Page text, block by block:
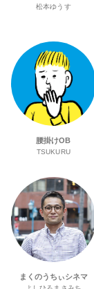
松本ゆうす
腰掛けOB
TSUKURU
まくのうちぃシネマ